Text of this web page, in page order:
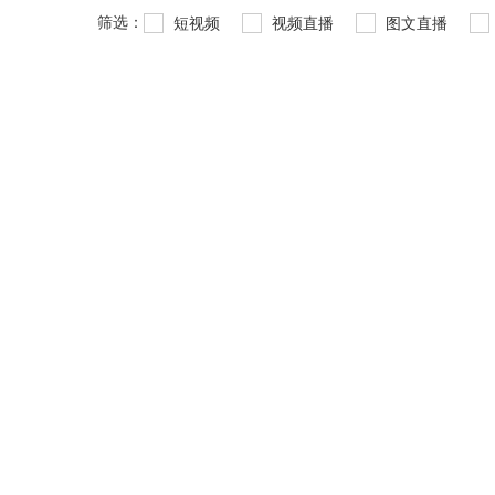
筛选： 短视频 视频直播 图文直播